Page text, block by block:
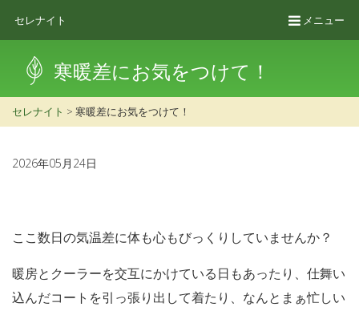
セレナイト メニュー
寒暖差にお気をつけて！
セレナイト > 寒暖差にお気をつけて！
2026年05月24日
ここ数日の気温差に体も心もびっくりしていませんか？
暖房とクーラーを交互にかけている日もあったり、仕舞い
込んだコートを引っ張り出して着たり、なんとまぁ忙しい